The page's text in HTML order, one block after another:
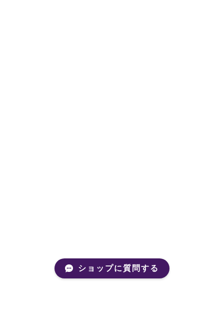
ショップに質問する